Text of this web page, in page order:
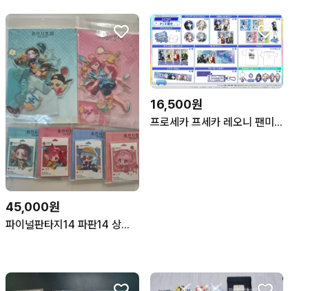
45,000원
파이널판타지14 파판14 상하이 중국 팝업 스토어 굿즈 판매
16,500원
프로세카 프세카 레오니 팬미팅 공구 전품목